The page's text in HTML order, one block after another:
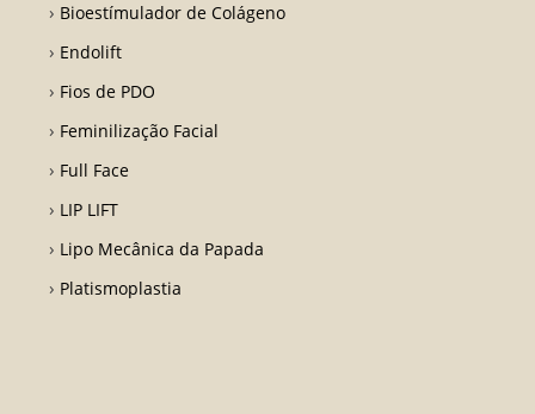
Bioestímulador de Colágeno
Endolift
Fios de PDO
Feminilização Facial
Full Face
LIP LIFT
Lipo Mecânica da Papada
Platismoplastia